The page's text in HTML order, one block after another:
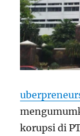
korupsi di